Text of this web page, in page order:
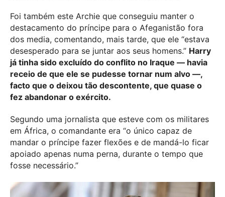
Foi também este Archie que conseguiu manter o
destacamento do príncipe para o Afeganistão fora
dos media, comentando, mais tarde, que ele “estava
desesperado para se juntar aos seus homens.” Harry
já tinha sido excluído do conflito no Iraque — havia
receio de que ele se pudesse tornar num alvo —,
facto que o deixou tão descontente, que quase o
fez abandonar o exército.
Segundo uma jornalista que esteve com os militares
em África, o comandante era “o único capaz de
mandar o príncipe fazer flexões e de mandá-lo ficar
apoiado apenas numa perna, durante o tempo que
fosse necessário.”